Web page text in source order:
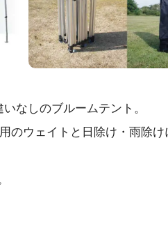
なしのブルームテント。
ウェイトと日除け・雨除